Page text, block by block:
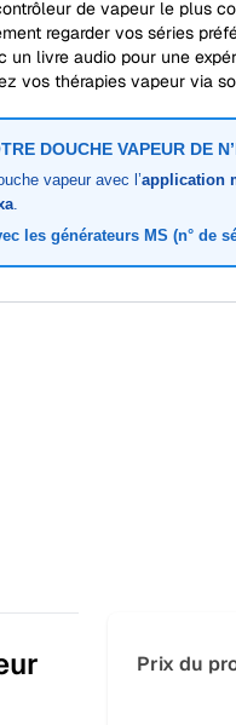
de vapeur le plus
regarder vos séries
un livre audio pour une
vos thérapies vapeur via
DOUCHE VAPEUR DE
vapeur avec l’application
les générateurs MS (n° de
Prix du